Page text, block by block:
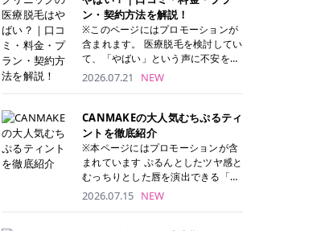
愛用されています。 トナーパッドの
特徴 トナーパッドと拭き取り化粧水
の違い 「トナーパッド」と「拭き取
り化粧水」はどちらも洗顔後に使用
するスキンケアアイテムですが、使
い方や特徴に違いがあります。 トナ
ーパッドは、化粧水があらかじめパ
ッドに含まれているため、コットン
を用意する手間がなく、忙しい朝で
もサッと使えるのが魅力です。 ま
た、保湿成分を豊富に配合した商品
が多く、拭き取り後にそのまま部分
用パックとして使えるトナーパッド
も増えています。 一方、拭き取り化
粧水は液体タイプのため、コットン
から、東京で特に通いやすいフレイ
アクリニック・レジーナクリニッ
ク・エミナルクリニック・リゼクリ
ニックの4院について、分かりやす
リニックを見つけて、面倒な自己処
理から卒業しちゃいましょう♪ クリ
ニック 全身＋VIO 全身＋VIO＋顔 特
徴 脱毛器 詳細 フレイアクリニック
52,800円(税込)/5回 94,600円(税
込)/5回 肌への負担に配慮しなが
ら、コストパフォーマンスも重視し
たい方に！ メディオスターモノリス
メディオスターNeXT PRO 公式サイ
ト> レジーナクリニック 52,800円
ン・契約方法を解説！
※このページにはプロモーションが
含まれます。 医療脱毛を検討してい
て、「やばい」という声に不安を抱
える方も多いのではないでしょう
体系をはじめ、学生や友人同士でお
得になる割引キャンペーン、無料カ
ウンセリングから施術までの具体的
なステップを分かりやすく解説しま
す。 これから手軽に全身医療脱毛を
後までチェックして、ご自身にぴっ
2026.07.21 NEW
CANMAKEの大人気むちぷるティ
ントを徹底紹介
※本ページにはプロモーションが含
まれています ぷるんとしたツヤ感と
むっちりとした唇を演出できる「C
ANMAKE（キャンメイク）むちぷる
2026.07.15 NEW